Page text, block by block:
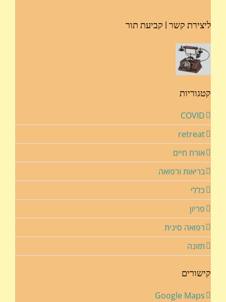
ליצירת קשר | קביעת תור
קטגוריות
COVID
retreat
אורח חיים
בריאות ורפואה
כללי
פריון
רפואה סינית
תזונה
קישורים
Google Maps